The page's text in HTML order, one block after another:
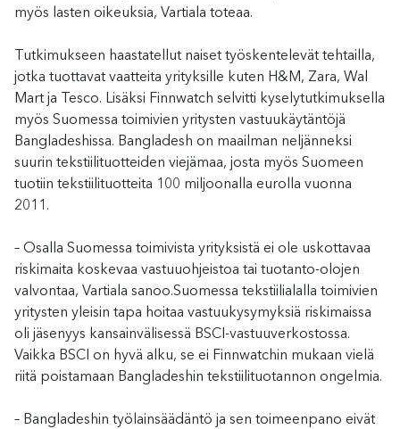
myös lasten oikeuksia, Vartiala toteaa.
Tutkimukseen haastatellut naiset työskentelevät tehtailla,
jotka tuottavat vaatteita yrityksille kuten H&M, Zara, Wal
Mart ja Tesco. Lisäksi Finnwatch selvitti kyselytutkimuksella
myös Suomessa toimivien yritysten vastuukäytäntöjä
Bangladeshissa. Bangladesh on maailman neljänneksi
suurin tekstiilituotteiden viejämaa, josta myös Suomeen
tuotiin tekstiilituotteita 100 miljoonalla eurolla vuonna
2011.
– Osalla Suomessa toimivista yrityksistä ei ole uskottavaa
riskimaita koskevaa vastuuohjeistoa tai tuotanto-olojen
valvontaa, Vartiala sanoo.Suomessa tekstiilialalla toimivien
yritysten yleisin tapa hoitaa vastuukysymyksiä riskimaissa
oli jäsenyys kansainvälisessä BSCI-vastuuverkostossa.
Vaikka BSCI on hyvä alku, se ei Finnwatchin mukaan vielä
riitä poistamaan Bangladeshin tekstiilituotannon ongelmia.
– Bangladeshin työlainsäädäntö ja sen toimeenpano eivät